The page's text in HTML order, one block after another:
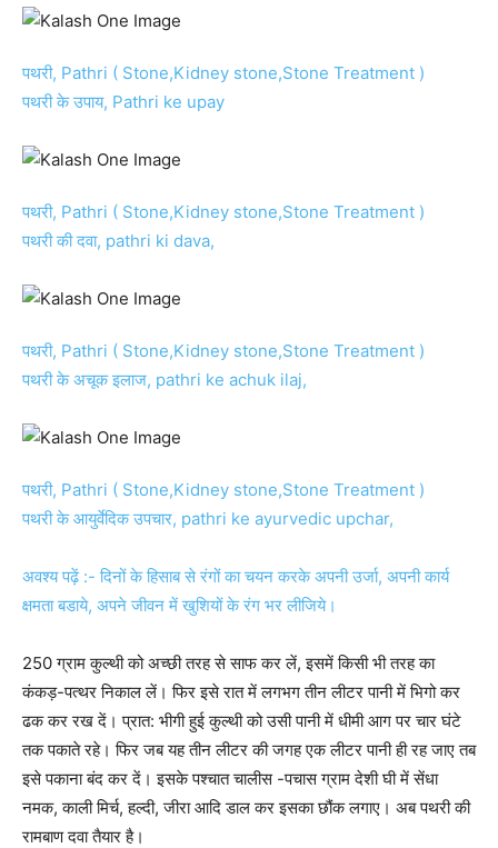
पथरी, Pathri ( Stone,Kidney stone,Stone Treatment )
पथरी के उपाय, Pathri ke upay
पथरी, Pathri ( Stone,Kidney stone,Stone Treatment )
पथरी की दवा, pathri ki dava,
पथरी, Pathri ( Stone,Kidney stone,Stone Treatment )
पथरी के अचूक इलाज, pathri ke achuk ilaj,
पथरी, Pathri ( Stone,Kidney stone,Stone Treatment )
पथरी के आयुर्वेदिक उपचार, pathri ke ayurvedic upchar,
अवश्य पढ़ें :- दिनों के हिसाब से रंगों का चयन करके अपनी उर्जा, अपनी कार्य
क्षमता बडाये, अपने जीवन में खुशियों के रंग भर लीजिये।
250 ग्राम कुल्थी को अच्छी तरह से साफ कर लें, इसमें किसी भी तरह का
कंकड़-पत्थर निकाल लें। फिर इसे रात में लगभग तीन लीटर पानी में भिगो कर
ढक कर रख दें। प्रात: भीगी हुई कुल्थी को उसी पानी में धीमी आग पर चार घंटे
तक पकाते रहे। फिर जब यह तीन लीटर की जगह एक लीटर पानी ही रह जाए तब
इसे पकाना बंद कर दें। इसके पश्चात चालीस -पचास ग्राम देशी घी में सेंधा
नमक, काली मिर्च, हल्दी, जीरा आदि डाल कर इसका छौंक लगाए। अब पथरी की
रामबाण दवा तैयार है।